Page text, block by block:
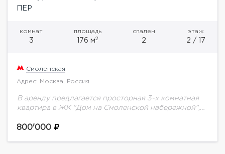
ПЕР
комнат
3
площадь
176 м2
спален
2
этаж
2 / 17
Смоленская
Адрес: Москва, Россия
В аренду предлагается просторная 3-х комнатная
квартира в ЖК "Дом на Смоленской набережной",
предусмотрено кухня гостиная, мастер спальня со
800'000